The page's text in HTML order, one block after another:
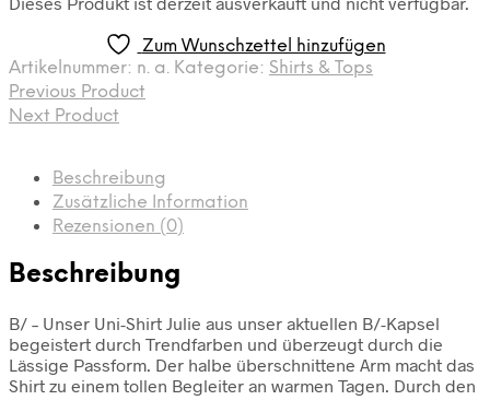
Zum Wunschzettel hinzufügen
Artikelnummer: n. a. Kategorie: Shirts & Tops
Previous Product
Next Product
Beschreibung
Zusätzliche Information
Rezensionen (0)
Beschreibung
B/ – Unser Uni-Shirt Julie aus unser aktuellen B/-Kapsel
begeistert durch Trendfarben und überzeugt durch die
Lässige Passform. Der halbe überschnittene Arm macht das
Shirt zu einem tollen Begleiter an warmen Tagen. Durch den